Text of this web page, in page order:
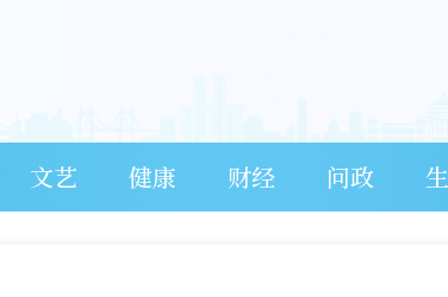
文艺 健康 财经 问政